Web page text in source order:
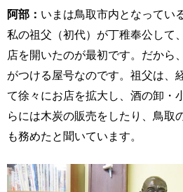
阿部： いまは鳥取市内となってい
私の祖父（初代）が丁稚奉公して
店を開いたのが最初です。だから
がつける屋号なのです。祖父は、
て徐々にお店を拡大し、酒の卸・
らには木炭の販売をしたり、鳥取
も務めたと聞いています。